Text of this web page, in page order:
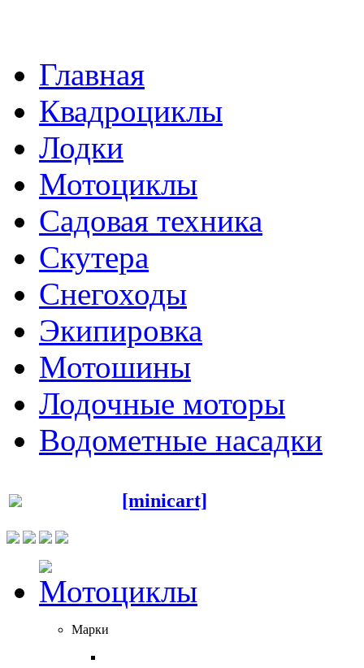
Главная
Квадроциклы
Лодки
Мотоциклы
Садовая техника
Скутера
Снегоходы
Экипировка
Мотошины
Лодочные моторы
Водометные насадки
[minicart]
Марки